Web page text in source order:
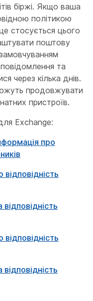
біржі. Якщо ваша
політикою
стосується цього
поштову
та
через кілька днів.
продовжувати
пристроїв.
Exchange:
про